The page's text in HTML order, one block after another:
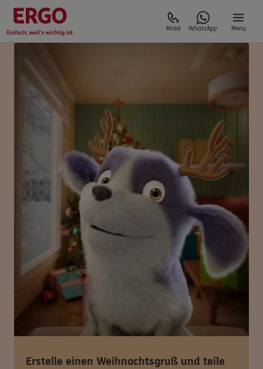
Mobil WhatsApp Menü
Erstelle einen Weihnachtsgruß und teile